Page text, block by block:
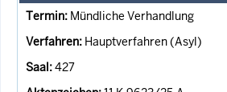
Mündliche Verhandlung
Hauptverfahren (Asyl)
427